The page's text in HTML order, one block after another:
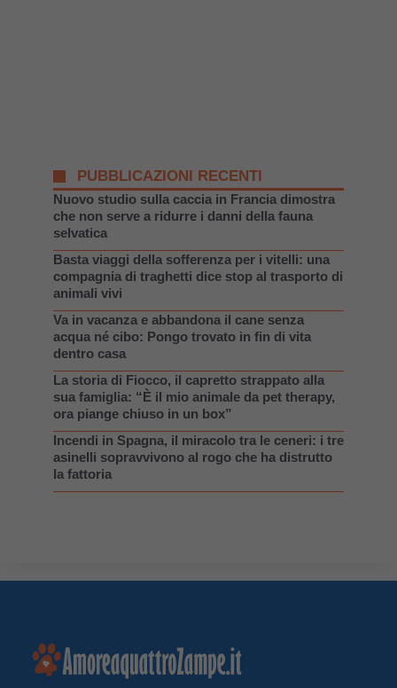
PUBBLICAZIONI RECENTI
Nuovo studio sulla caccia in Francia dimostra
che non serve a ridurre i danni della fauna
selvatica
Basta viaggi della sofferenza per i vitelli: una
compagnia di traghetti dice stop al trasporto di
animali vivi
Va in vacanza e abbandona il cane senza
acqua né cibo: Pongo trovato in fin di vita
dentro casa
La storia di Fiocco, il capretto strappato alla
sua famiglia: “È il mio animale da pet therapy,
ora piange chiuso in un box”
Incendi in Spagna, il miracolo tra le ceneri: i tre
asinelli sopravvivono al rogo che ha distrutto
la fattoria